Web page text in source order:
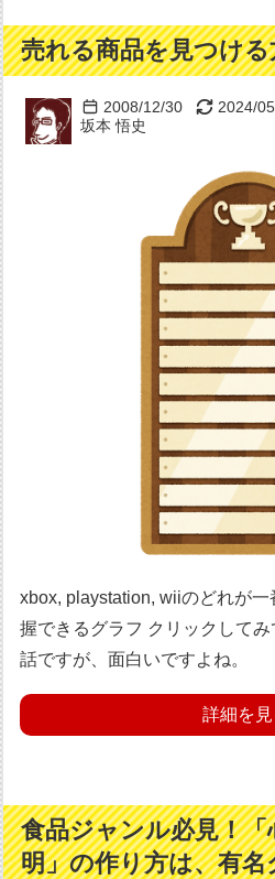
売れる商品を見つける
2008/12/30
2024/
坂本 悟史
xbox, playstation, wiiのどれが
握できるグラフ クリックして
話ですが、面白いですよね。
詳細を見
食品ジャンル必見！
明」の作り方は、有